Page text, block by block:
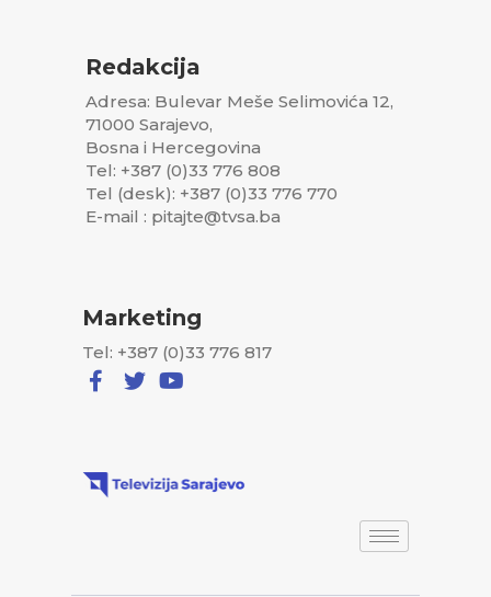
Redakcija
Adresa: Bulevar Meše Selimovića 12,
71000 Sarajevo,
Bosna i Hercegovina
Tel: +387 (0)33 776 808
Tel (desk): +387 (0)33 776 770
E-mail : pitajte@tvsa.ba
Marketing
Tel: +387 (0)33 776 817